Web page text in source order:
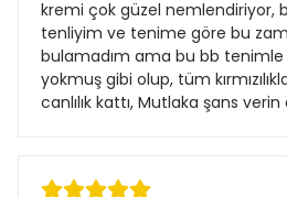
kremi çok güzel nemlendiriyor,
tenliyim ve tenime göre bu
bulamadım ama bu bb
yokmuş gibi olup, tüm
canlılık kattı, Mutlaka şans